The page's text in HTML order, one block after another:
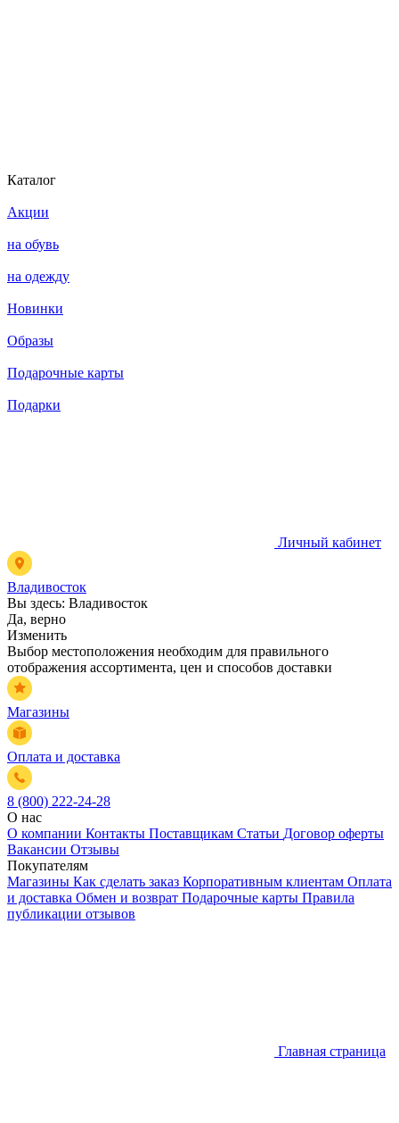
Каталог
Акции
на обувь
на одежду
Новинки
Образы
Подарочные карты
Подарки
Личный кабинет
Владивосток
Вы здесь: Владивосток
Да, верно
Изменить
Выбор местоположения необходим для правильного
отображения ассортимента, цен и способов доставки
Магазины
Оплата и доставка
8 (800) 222-24-28
О нас
О компании Контакты Поставщикам Статьи Договор оферты
Вакансии Отзывы
Покупателям
Магазины Как сделать заказ Корпоративным клиентам Оплата
и доставка Обмен и возврат Подарочные карты Правила
публикации отзывов
Главная страница